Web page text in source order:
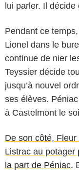
lui parler. Il décide
Pendant ce
Lionel dans le
continue de nier
Teyssier décide
jusqu’à nouvel
ses élèves.
à Castelmont le
De son côté,
Listrac au potager
la part de Péniac.